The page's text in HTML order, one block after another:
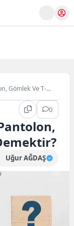
Gömlek Ve T-
0
Uğur AĞDAŞ